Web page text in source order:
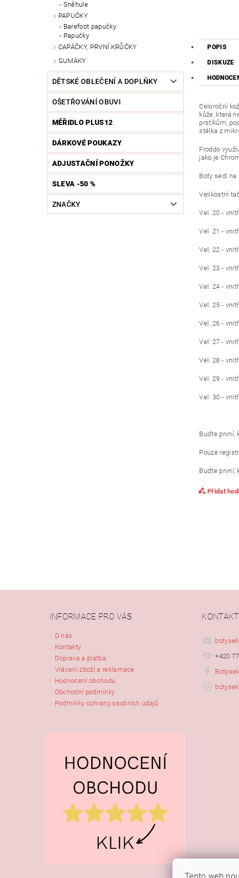
Sněhule
PAPUČKY
Barefoot papučky
Papučky
CAPÁČKY, PRVNÍ KRŮČKY
GUMÁKY
DĚTSKÉ OBLEČENÍ A DOPLŇKY
OŠETŘOVÁNÍ OBUVI
MĚŘIDLO PLUS12
DÁRKOVÉ POUKAZY
ADJUSTAČNÍ PONOŽKY
SLEVA -50 %
ZNAČKY
POPIS
DISKUZE
Celoroční
kůže, která
prstíkům,
stélka z
Froddo
jako je
Boty sedí na
Velikostní
Vel. 20 -
Vel. 21 -
Vel. 22 -
Vel. 23 -
Vel. 24 -
Vel. 25 -
Vel. 26 -
Vel. 27 -
Vel. 28 -
Vel. 29 -
Vel. 30 -
Buďte první,
Pouze
Buďte první,
Přidat
INFORMACE PRO VÁS
O nás
Kontakty
Doprava a platba
Vrácení zboží a reklamace
Hodnocení obchodu
Obchodní podmínky
Podmínky ochrany osobních údajů
KONTAKT
botysek
+420